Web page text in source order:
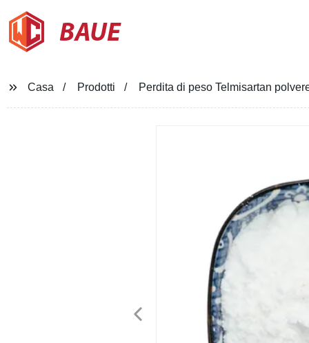
BAUE
Casa Prodotti Perdita di peso Telmisartan